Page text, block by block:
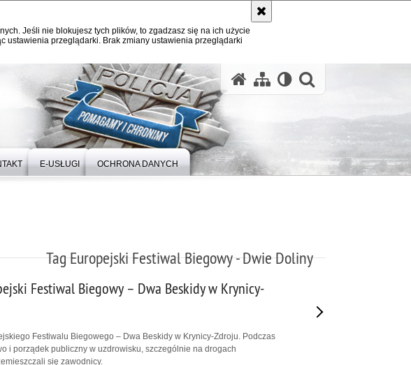
Jeśli nie blokujesz tych plików, to zgadzasz się na ich użycie
ustawienia przeglądarki. Brak zmiany ustawienia przeglądarki
E-USŁUGI OCHRONA DANYCH
Tag Europejski Festiwal Biegowy - Dwie Doliny
Festiwal Biegowy – Dwa Beskidy w Krynicy-
Festiwalu Biegowego – Dwa Beskidy w Krynicy-Zdroju. Podczas
i porządek publiczny w uzdrowisku, szczególnie na drogach
się zawodnicy.